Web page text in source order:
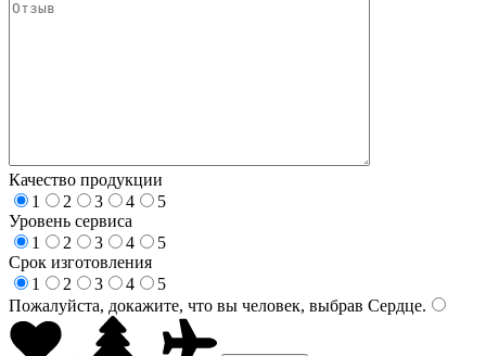
Качество продукции
1
2 3 4
5
Уровень сервиса
1
2 3 4
5
Срок изготовления
1
2 3 4
5
Пожалуйста, докажите, что вы человек, выбрав Сердце.